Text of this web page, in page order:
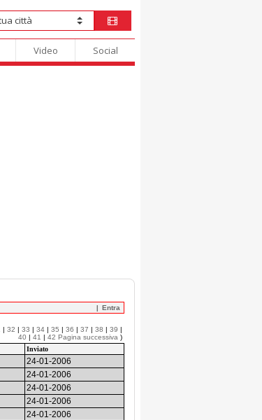
Video Social
Entra
| 32 | 33 | 34 | 35 | 36 | 37 | 38 | 39 |
40 | 41 | 42 Pagina successiva )
Inviato
24-01-2006
24-01-2006
24-01-2006
24-01-2006
24-01-2006